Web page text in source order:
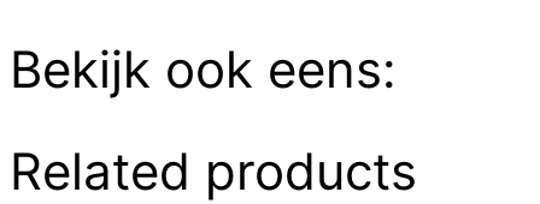
Bekijk ook eens:
Related products